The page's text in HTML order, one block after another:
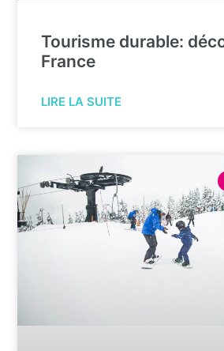
Tourisme durable:
France
LIRE LA SUITE